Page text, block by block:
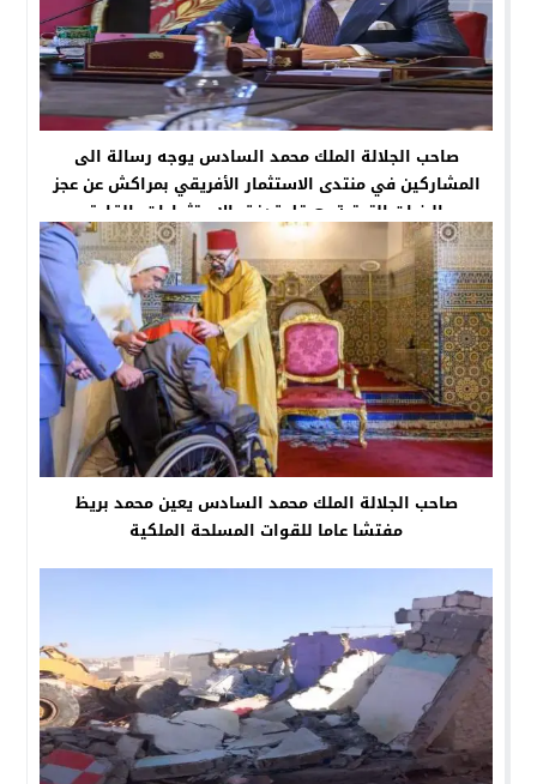
صاحب الجلالة الملك محمد السادس يوجه رسالة الى
المشاركين في منتدى الاستثمار الأفريقي بمراكش عن عجز
البنيات التحتية يعرقل تدفق الاستثمارات بالقارة
صاحب الجلالة الملك محمد السادس يعين محمد بريظ
مفتشا عاما للقوات المسلحة الملكية